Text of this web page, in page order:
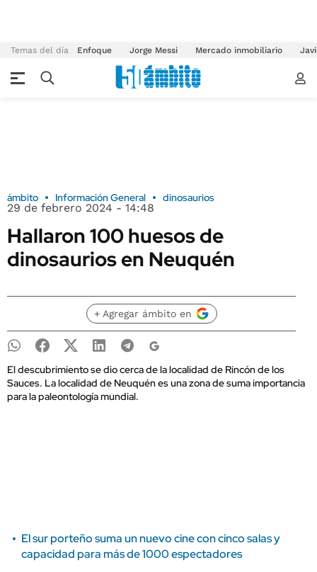
Temas del día Enfoque Jorge Messi Mercado inmobiliario
ámbito Información General dinosaurios
29 de febrero 2024 - 14:48
Hallaron 100 huesos de
dinosaurios en Neuquén
+ Agregar ámbito en
El descubrimiento se dio cerca de la localidad de Rincón de los
Sauces. La localidad de Neuquén es una zona de suma importancia
para la paleontología mundial.
El sur porteño suma un nuevo cine con cinco salas y
capacidad para más de 1000 espectadores